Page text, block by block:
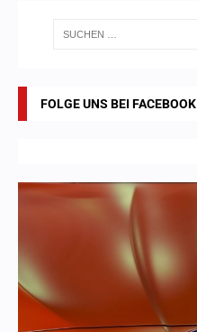
FOLGE UNS BEI FACEBOOK